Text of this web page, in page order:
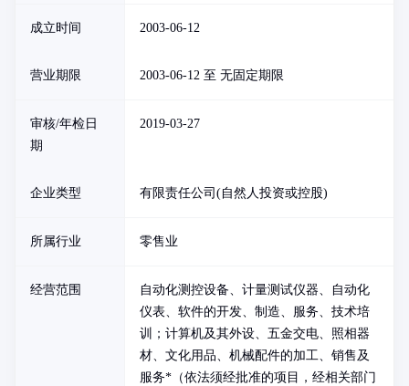
成立时间 2003-06-12
营业期限 2003-06-12 至 无固定期限
审核/年检日
期
2019-03-27
企业类型 有限责任公司(自然人投资或控股)
所属行业 零售业
经营范围
自动化测控设备、计量测试仪器、自动化
仪表、软件的开发、制造、服务、技术培
训；计算机及其外设、五金交电、照相器
材、文化用品、机械配件的加工、销售及
服务*（依法须经批准的项目，经相关部门